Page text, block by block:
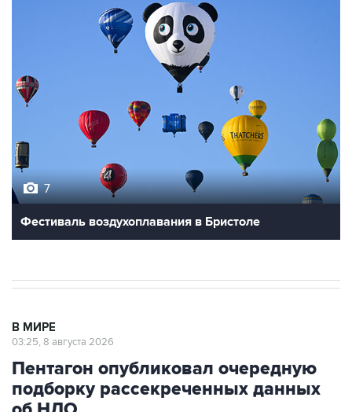
7
Фестиваль воздухоплавания в Бристоле
В МИРЕ
03:25, 8 августа 2026
Пентагон опубликовал очередную
подборку рассекреченных данных